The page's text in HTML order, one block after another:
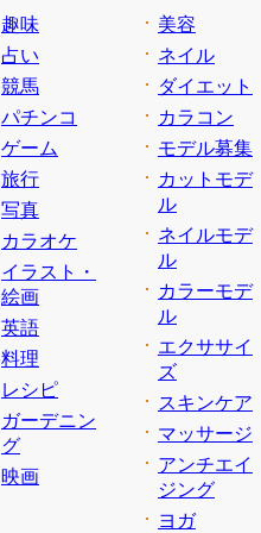
趣味
占い
競馬
パチンコ
ゲーム
旅行
写真
カラオケ
イラスト・
絵画
英語
料理
レシピ
ガーデニン
グ
映画
美容
ネイル
ダイエット
カラコン
モデル募集
カットモデ
ル
ネイルモデ
ル
カラーモデ
ル
エクササイ
ズ
スキンケア
マッサージ
アンチエイ
ジング
ヨガ